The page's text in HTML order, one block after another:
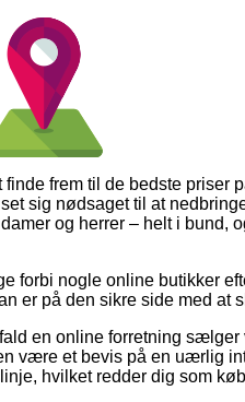
frem til de bedste priser
sig nødsaget til at
og herrer – helt i bund,
forbi nogle online butikker
er på den sikre side med at
en online forretning sælger
være et bevis på en uærlig
hvilket redder dig som